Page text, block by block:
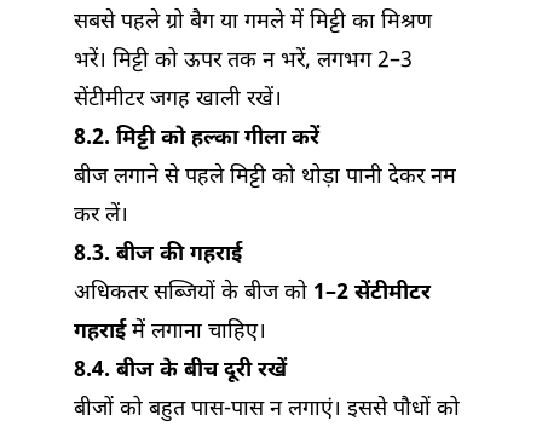
सबसे पहले ग्रो बैग या गमले में मिट्टी का मिश्रण
भरें। मिट्टी को ऊपर तक न भरें, लगभग 2–3
सेंटीमीटर जगह खाली रखें।
8.2. मिट्टी को हल्का गीला करें
बीज लगाने से पहले मिट्टी को थोड़ा पानी देकर नम
कर लें।
8.3. बीज की गहराई
अधिकतर सब्जियों के बीज को 1–2 सेंटीमीटर
गहराईमें लगाना चाहिए।
8.4. बीज के बीच दूरी रखें
बीजों को बहुत पास-पास न लगाएं। इससे पौधों को